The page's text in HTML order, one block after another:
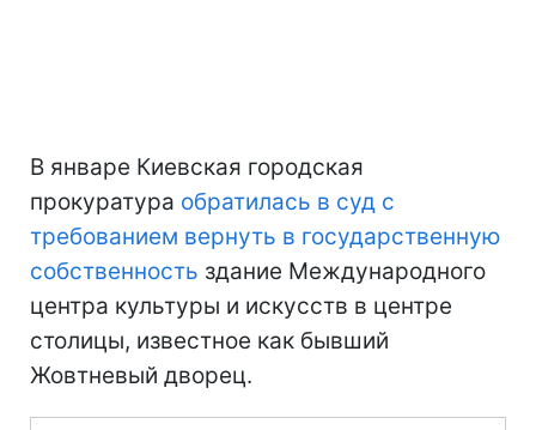
В январе Киевская городская
прокуратура обратилась в суд с
требованием вернуть в государственную
собственность здание Международного
центра культуры и искусств в центре
столицы, известное как бывший
Жовтневый дворец.